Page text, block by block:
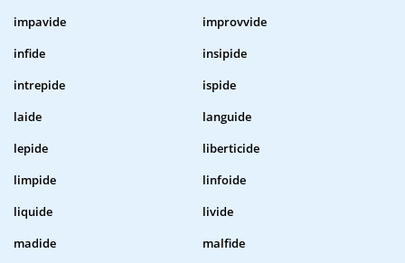
impavide
improvvide
infide
insipide
intrepide
ispide
laide
languide
lepide
liberticide
limpide
linfoide
liquide
livide
madide
malfide